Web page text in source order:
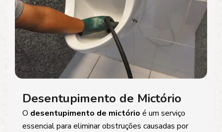
Desentupimento de Mictório
O desentupimento de mictório é um serviço
essencial para eliminar obstruções causadas por